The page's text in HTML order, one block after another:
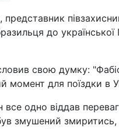
представник
до
свою думку:
момент для поїздки в
все одно віддав
змушений